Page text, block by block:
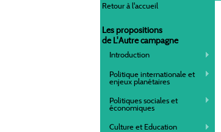
Retour à l'accueil
Les propositions
de L'Autre campagne
Introduction
Politique internationale et
enjeux planétaires
Politiques sociales et
économiques
Culture et Education